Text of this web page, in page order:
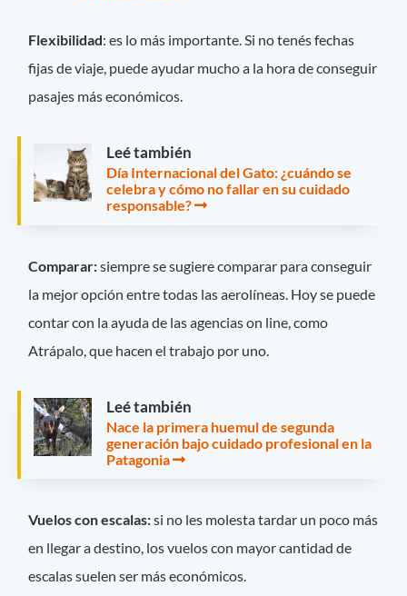
Flexibilidad: es lo más importante. Si no tenés fechas
fijas de viaje, puede ayudar mucho a la hora de conseguir
pasajes más económicos.
Leé también
Día Internacional del Gato: ¿cuándo se
celebra y cómo no fallar en su cuidado
responsable?
Comparar:siempre se sugiere comparar para conseguir
la mejor opción entre todas las aerolíneas. Hoy se puede
contar con la ayuda de las agencias on line, como
Atrápalo, que hacen el trabajo por uno.
Leé también
Nace la primera huemul de segunda
generación bajo cuidado profesional en la
Patagonia
Vuelos con escalas:si no les molesta tardar un poco más
en llegar a destino, los vuelos con mayor cantidad de
escalas suelen ser más económicos.